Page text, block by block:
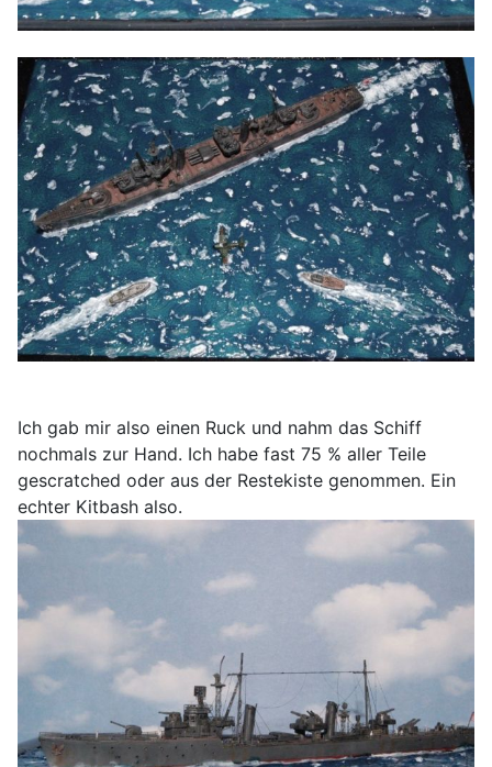
Ich gab mir also einen Ruck und nahm das Schiff
nochmals zur Hand. Ich habe fast 75 % aller Teile
gescratched oder aus der Restekiste genommen. Ein
echter Kitbash also.